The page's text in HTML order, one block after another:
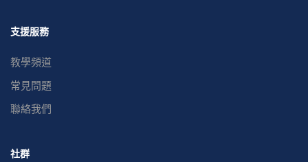
支援服務
教學頻道
常見問題
聯絡我們
社群